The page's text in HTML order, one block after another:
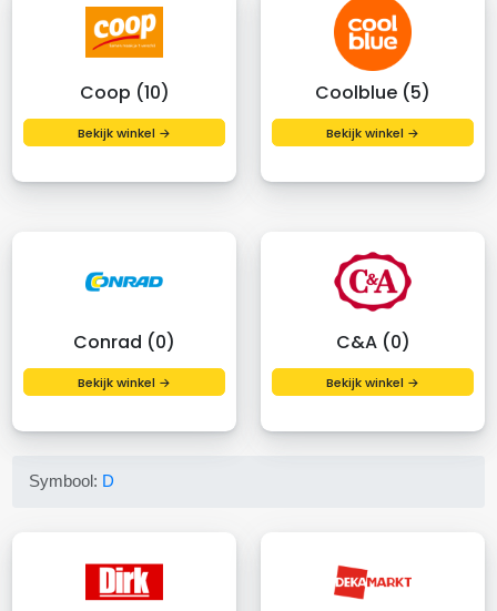
Coop (10)
Bekijk winkel →
Coolblue (5)
Bekijk winkel →
Conrad (0)
Bekijk winkel →
C&A (0)
Bekijk winkel →
Symbool: D